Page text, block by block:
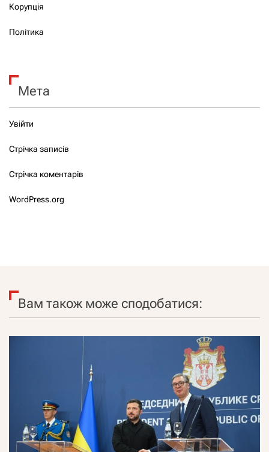
Корупція
Політика
Мета
Увійти
Стрічка записів
Стрічка коментарів
WordPress.org
Вам також може сподобатися: